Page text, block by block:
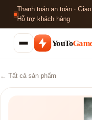
Thanh toán an toàn ·
Hỗ trợ khách hàng
YouTo
← Tất cả sản phẩm